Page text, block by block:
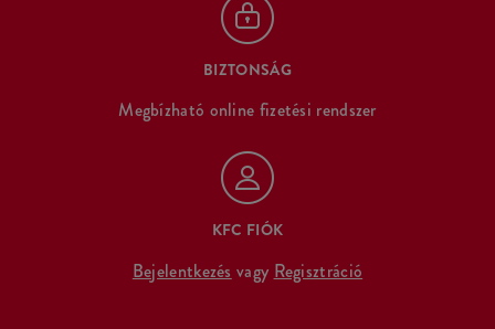
BIZTONSÁG
Megbízható online fizetési rendszer
KFC FIÓK
Bejelentkezés vagy Regisztráció